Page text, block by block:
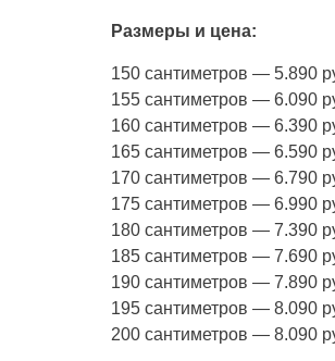
Размеры и цена:
150 сантиметров — 5.890
155 сантиметров — 6.090
160 сантиметров — 6.390
165 сантиметров — 6.590
170 сантиметров — 6.790
175 сантиметров — 6.990
180 сантиметров — 7.390
185 сантиметров — 7.690
190 сантиметров — 7.890
195 сантиметров — 8.090
200 сантиметров — 8.090